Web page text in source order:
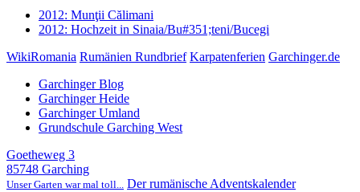
2012: Munţii Călimani
2012: Hochzeit in Sinaia/Bu#351;teni/Bucegi
WikiRomania Rumänien Rundbrief Karpatenferien Garchinger.de
Garchinger Blog
Garchinger Heide
Garchinger Umland
Grundschule Garching West
Goetheweg 3
85748 Garching
Unser Garten war mal toll... Der rumänische Adventskalender